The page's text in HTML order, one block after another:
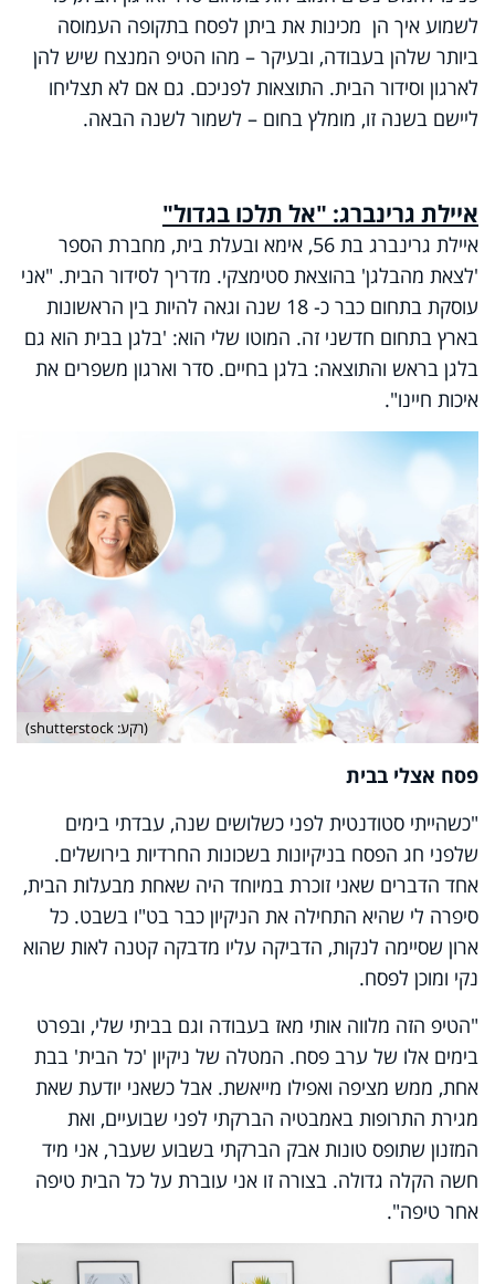
לשמוע איך הן מכינות את ביתן לפסח בתקופה העמוסה
ביותר שלהן בעבודה, ובעיקר – מהו הטיפ המנצח שיש להן
לארגון וסידור הבית. התוצאות לפניכם. גם אם לא תצליחו
ליישם בשנה זו, מומלץ בחום – לשמור לשנה הבאה.
איילת גרינברג: "אל תלכו בגדול"
איילת גרינברג בת 56, אימא ובעלת בית, מחברת הספר
'לצאת מהבלגן' בהוצאת סטימצקי. מדריך לסידור הבית. "אני
עוסקת בתחום כבר כ- 18 שנה וגאה להיות בין הראשונות
בארץ בתחום חדשני זה. המוטו שלי הוא: 'בלגן בבית הוא גם
בלגן בראש והתוצאה: בלגן בחיים. סדר וארגון משפרים את
איכות חיינו".
(רקע: shutterstock)
פסח אצלי בבית
"כשהייתי סטודנטית לפני כשלושים שנה, עבדתי בימים
שלפני חג הפסח בניקיונות בשכונות החרדיות בירושלים.
אחד הדברים שאני זוכרת במיוחד היה שאחת מבעלות הבית,
סיפרה לי שהיא התחילה את הניקיון כבר בט"ו בשבט. כל
ארון שסיימה לנקות, הדביקה עליו מדבקה קטנה לאות שהוא
נקי ומוכן לפסח.
"הטיפ הזה מלווה אותי מאז בעבודה וגם בביתי שלי, ובפרט
בימים אלו של ערב פסח. המטלה של ניקיון 'כל הבית' בבת
אחת, ממש מציפה ואפילו מייאשת. אבל כשאני יודעת שאת
מגירת התרופות באמבטיה הברקתי לפני שבועיים, ואת
המזנון שתופס טונות אבק הברקתי בשבוע שעבר, אני מיד
חשה הקלה גדולה. בצורה זו אני עוברת על כל הבית טיפה
אחר טיפה".